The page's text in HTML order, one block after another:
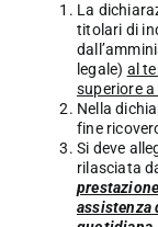
La
titolari di
legale) al
superiore
Nella
fine
Si deve
rilasciata
assistenza